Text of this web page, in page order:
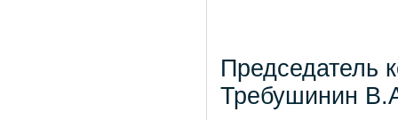
Требушинин